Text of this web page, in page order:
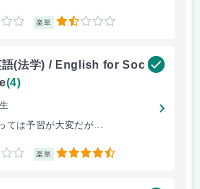
楽単 1.5
語(法学) / English for Soc
(4)
ては予習が大変だが...
楽単 4.5